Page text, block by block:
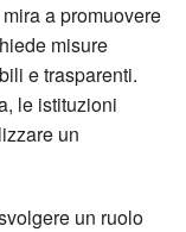
a promuovere
misure
e trasparenti.
le istituzioni
un
un ruolo